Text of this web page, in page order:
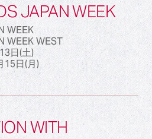
JAPAN WEEK
WEEK
WEEK WEST
日(土)
15日(月)
WITH